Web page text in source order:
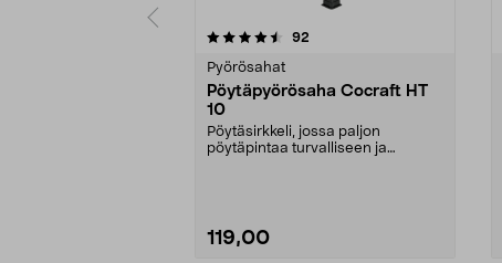
92
Pyörösahat
Pöytäpyörösaha Cocraft HT
10
Pöytäsirkkeli, jossa paljon
pöytäpintaa turvalliseen ja
119,00
4.5 viidestä